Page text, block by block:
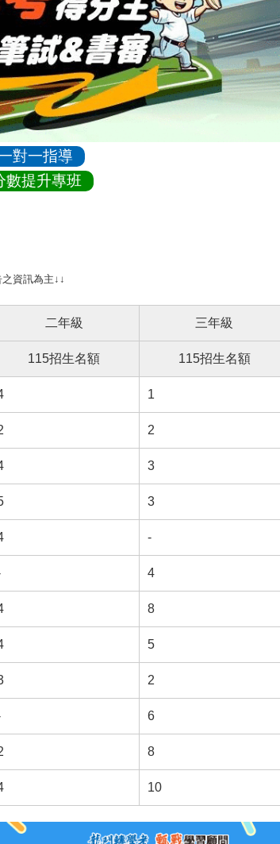
對一指導
數提升專班
資訊為主↓↓
二年級 三年級
115招生名額 115招生名額
1
2
3
3
-
4
8
5
2
6
8
10